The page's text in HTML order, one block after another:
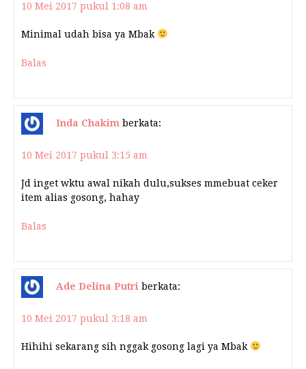
10 Mei 2017 pukul 1:08 am
Minimal udah bisa ya Mbak
Balas
Inda Chakim berkata:
10 Mei 2017 pukul 3:15 am
Jd inget wktu awal nikah dulu,sukses mmebuat ceker
item alias gosong, hahay
Balas
Ade Delina Putri berkata:
10 Mei 2017 pukul 3:18 am
Hihihi sekarang sih nggak gosong lagi ya Mbak